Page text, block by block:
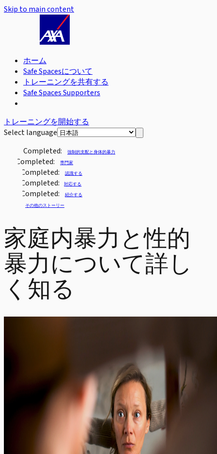
Skip to main content
ホーム
Safe Spacesについて
トレーニングを共有する
Safe Spaces Supporters
トレーニングを開始する
Select language
Completed:
強制的支配と身体的暴力
Completed: 専門家
Completed: 認識する
Completed: 対応する
Completed:
紹介する
その他のストーリー
家庭内暴力と性的
暴力について詳し
く知る